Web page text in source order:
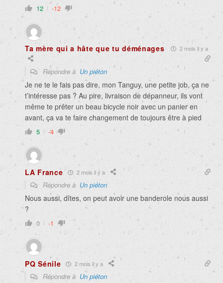
12 -12
Ta mère qui a hâte que tu déménages 2 mois il y a
Répondre à Un piéton
Je ne te le fais pas dire, mon Tanguy, une petite job, ça ne
t’intéresse pas ? Au pire, livraison de dépanneur, ils vont
même te prêter un beau bicycle noir avec un panier en
avant, ça va te faire changement de toujours être à pied
5 -4
LA France 2 mois il y a
Répondre à Un piéton
Nous aussi, dîtes, on peut avoir une banderole nous aussi
?
0 -1
PQ Sénile 2 mois il y a
Répondre à Un piéton